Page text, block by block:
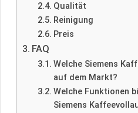
Qualität
Reinigung
Preis
FAQ
Welche Siemens
auf dem Markt?
Welche Funktionen
Siemens